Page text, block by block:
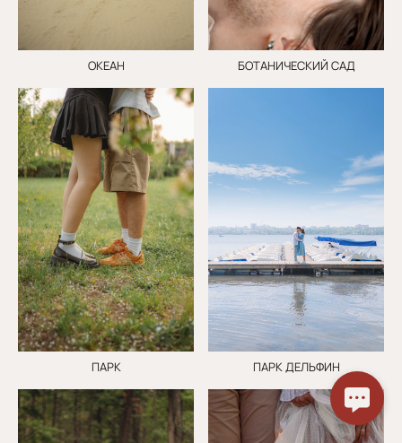
ОКЕАН БОТАНИЧЕСКИЙ САД
ПАРК ПАРК ДЕЛЬФИН